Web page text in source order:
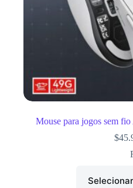
Mouse para jogos sem
$